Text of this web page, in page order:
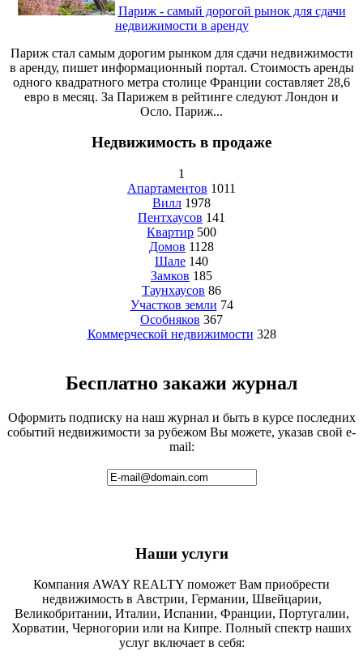
Париж - самый дорогой рынок для сдачи
недвижимости в аренду
Париж стал самым дорогим рынком для сдачи недвижимости
в аренду, пишет информационный портал. Стоимость аренды
одного квадратного метра столице Франции составляет 28,6
евро в месяц. За Парижем в рейтинге следуют Лондон и
Осло. Париж...
Недвижимость в продаже
1
Апартаментов 1011
Вилл 1978
Пентхаусов 141
Квартир 500
Домов 1128
Шале 140
Замков 185
Таунхаусов 86
Участков земли 74
Особняков 367
Коммерческой недвижимости 328
Бесплатно закажи журнал
Оформить подписку на наш журнал и быть в курсе последних
событий недвижимости за рубежом Вы можете, указав свой e-
mail:
Наши услуги
Компания AWAY REALTY поможет Вам приобрести
недвижимость в Австрии, Германии, Швейцарии,
Великобритании, Италии, Испании, Франции, Португалии,
Хорватии, Черногории или на Кипре. Полный спектр наших
услуг включает в себя: